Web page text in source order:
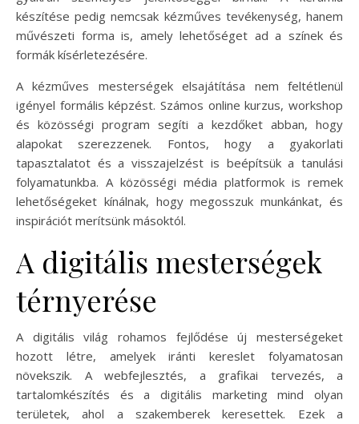
készítése pedig nemcsak kézműves tevékenység, hanem
művészeti forma is, amely lehetőséget ad a színek és
formák kísérletezésére.
A kézműves mesterségek elsajátítása nem feltétlenül
igényel formális képzést. Számos online kurzus, workshop
és közösségi program segíti a kezdőket abban, hogy
alapokat szerezzenek. Fontos, hogy a gyakorlati
tapasztalatot és a visszajelzést is beépítsük a tanulási
folyamatunkba. A közösségi média platformok is remek
lehetőségeket kínálnak, hogy megosszuk munkánkat, és
inspirációt merítsünk másoktól.
A digitális mesterségek
térnyerése
A digitális világ rohamos fejlődése új mesterségeket
hozott létre, amelyek iránti kereslet folyamatosan
növekszik. A webfejlesztés, a grafikai tervezés, a
tartalomkészítés és a digitális marketing mind olyan
területek, ahol a szakemberek keresettek. Ezek a